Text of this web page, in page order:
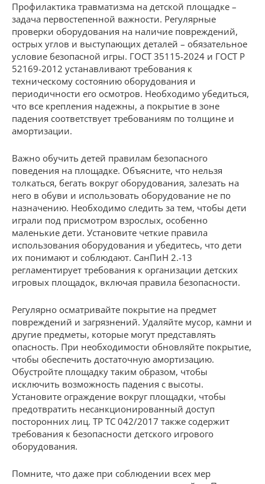
Профилактика травматизма на детской площадке –
задача первостепенной важности. Регулярные
проверки оборудования на наличие повреждений,
острых углов и выступающих деталей – обязательное
условие безопасной игры. ГОСТ 35115-2024 и ГОСТ Р
52169-2012 устанавливают требования к
техническому состоянию оборудования и
периодичности его осмотров. Необходимо убедиться,
что все крепления надежны, а покрытие в зоне
падения соответствует требованиям по толщине и
амортизации.
Важно обучить детей правилам безопасного
поведения на площадке. Объясните, что нельзя
толкаться, бегать вокруг оборудования, залезать на
него в обуви и использовать оборудование не по
назначению. Необходимо следить за тем, чтобы дети
играли под присмотром взрослых, особенно
маленькие дети. Установите четкие правила
использования оборудования и убедитесь, что дети
их понимают и соблюдают. СанПиН 2.-13
регламентирует требования к организации детских
игровых площадок, включая правила безопасности.
Регулярно осматривайте покрытие на предмет
повреждений и загрязнений. Удаляйте мусор, камни и
другие предметы, которые могут представлять
опасность. При необходимости обновляйте покрытие,
чтобы обеспечить достаточную амортизацию.
Обустройте площадку таким образом, чтобы
исключить возможность падения с высоты.
Установите ограждение вокруг площадки, чтобы
предотвратить несанкционированный доступ
посторонних лиц. ТР ТС 042/2017 также содержит
требования к безопасности детского игрового
оборудования.
Помните, что даже при соблюдении всех мер